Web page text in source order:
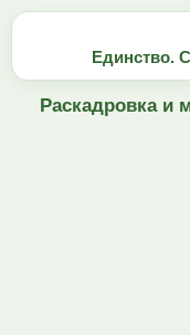
Единство.
Раскадровка и